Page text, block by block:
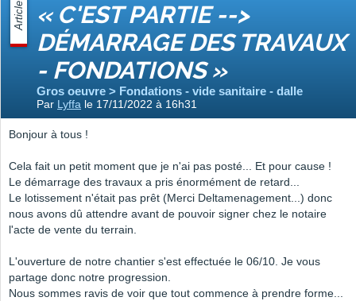
Article « C'EST PARTIE -->
DÉMARRAGE DES TRAVAUX
- FONDATIONS »
Gros oeuvre > Fondations - vide sanitaire - dalle
Par Lyffa le 17/11/2022 à 16h31
Bonjour à tous !
Cela fait un petit moment que je n'ai pas posté... Et pour cause !
Le démarrage des travaux a pris énormément de retard...
Le lotissement n'était pas prêt (Merci Deltamenagement...) donc
nous avons dû attendre avant de pouvoir signer chez le notaire
l'acte de vente du terrain.
L'ouverture de notre chantier s'est effectuée le 06/10. Je vous
partage donc notre progression.
Nous sommes ravis de voir que tout commence à prendre forme...